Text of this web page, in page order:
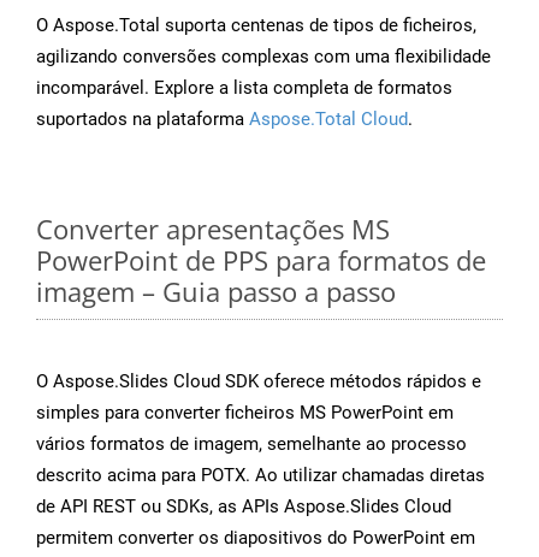
O Aspose.Total suporta centenas de tipos de ficheiros,
agilizando conversões complexas com uma flexibilidade
incomparável. Explore a lista completa de formatos
suportados na plataforma Aspose.Total Cloud.
Converter apresentações MS
PowerPoint de PPS para formatos de
imagem – Guia passo a passo
O Aspose.Slides Cloud SDK oferece métodos rápidos e
simples para converter ficheiros MS PowerPoint em
vários formatos de imagem, semelhante ao processo
descrito acima para POTX. Ao utilizar chamadas diretas
de API REST ou SDKs, as APIs Aspose.Slides Cloud
permitem converter os diapositivos do PowerPoint em